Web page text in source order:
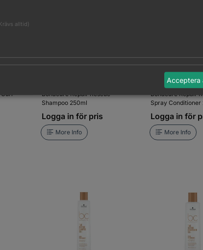
Bonacure Repair Rescue
Shampoo 250ml
Logga in för pris
More Info
Bonacure Repair
Spray Conditioner
Logga in för
More Info
alltid)
Acceptera